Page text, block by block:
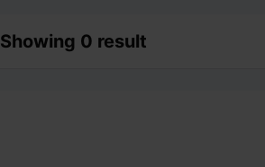
Showing 0 result